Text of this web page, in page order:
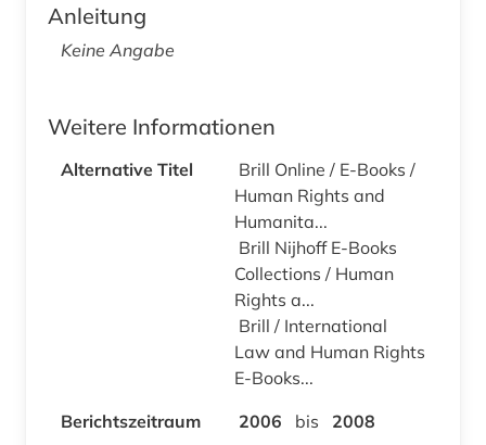
Anleitung
Keine Angabe
Weitere Informationen
Alternative Titel
Brill Online / E-Books /
Human Rights and
Humanita...
Brill Nijhoff E-Books
Collections / Human
Rights a...
Brill / International
Law and Human Rights
E-Books...
Berichtszeitraum
2006 bis
2008